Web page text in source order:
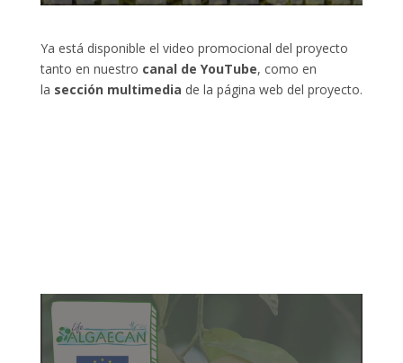
Ya está disponible el video promocional del proyecto
tanto en nuestro canal de YouTube, como en
la sección multimedia de la página web del proyecto.